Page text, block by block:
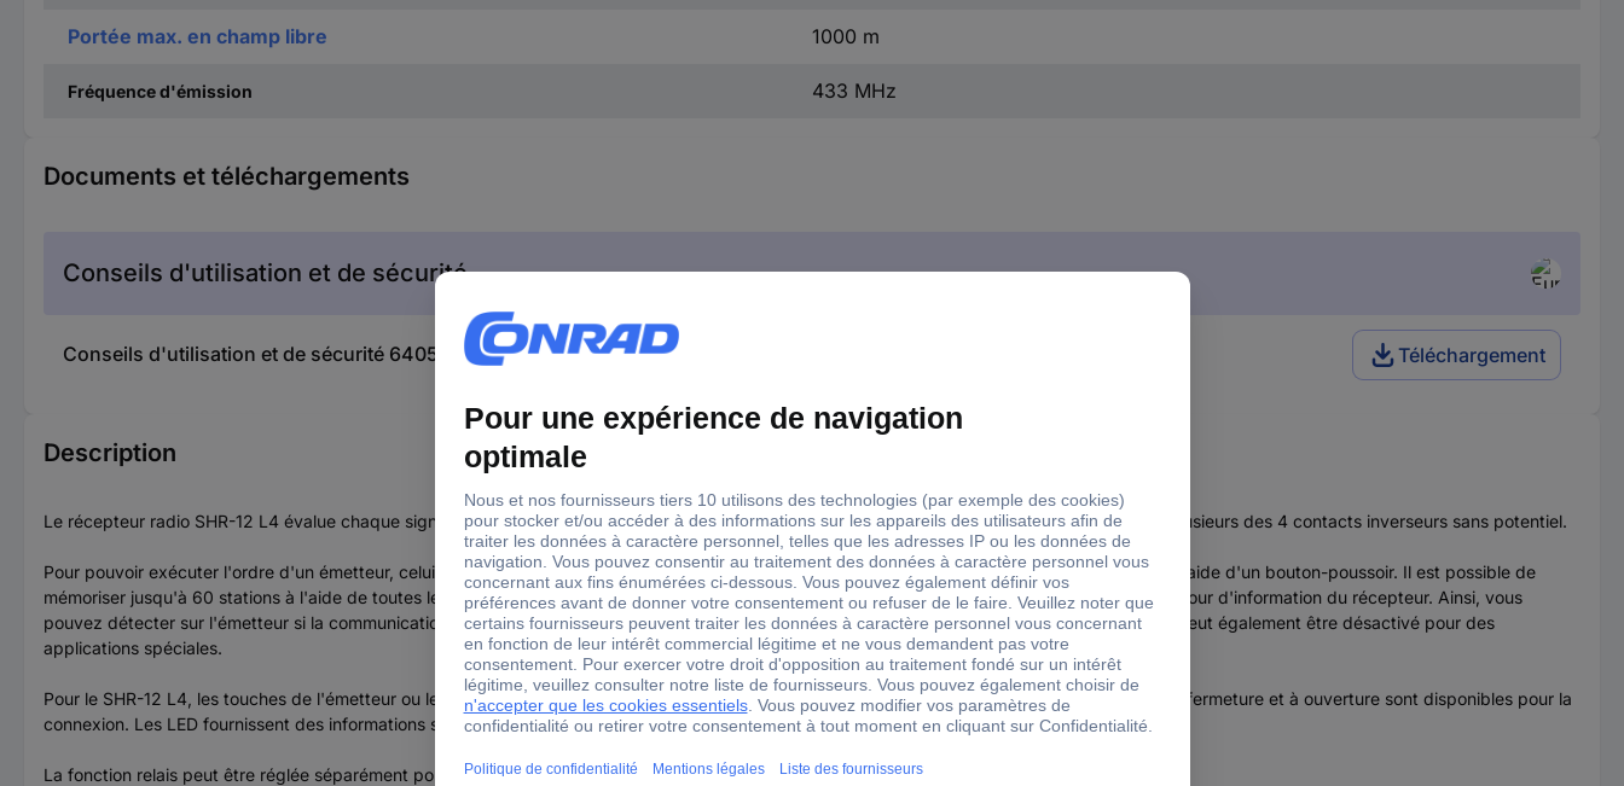
Portée max. en champ libre 1000 m
Fréquence d'émission 433 MHz
Documents et téléchargements
Conseils d'utilisation et de sécurité
Conseils d'utilisation et de sécurité 640537 Récepteur sans fil SVS Nachrichtentechnik 01274.93 Téléchargement
Description
Le récepteur radio SHR-12 L4 évalue chaque signal radio des émetteurs correspondants de la série SH-12 et peut activer ou désactiver un ou plusieurs des 4 contacts inverseurs sans potentiel.
Pour pouvoir exécuter l'ordre d'un émetteur, celui-ci doit être programmé une seule fois. L'apprentissage d'un émetteur s'effectue facilement à l'aide d'un bouton-poussoir. Il est possible de
mémoriser jusqu'à 60 stations à l'aide de toutes les touches ou de touches d'émetteur séparées. La particularité de la série radio SH-12 est le retour d'information du récepteur. Ainsi, vous
pouvez détecter sur l'émetteur si la communication a abouti et obtenir des informations sur la qualité de la liaison radio. Ce retour d'information peut également être désactivé pour des
applications spéciales.
Pour le SHR-12 L4, les touches de l'émetteur ou les commandes d'émission sont attribuées à une sortie ou à un contact de relais. Les contacts à fermeture et à ouverture sont disponibles pour la
connexion. Les LED fournissent des informations sur la fonction et le comportement d'émission et indiquent le statut de l'alimentation électrique.
La fonction relais peut être réglée séparément pour chaque sortie à l'aide de cavaliers.